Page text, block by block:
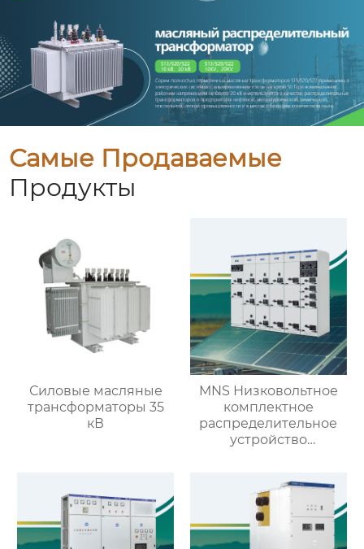
Самые Продаваемые
Продукты
Силовые масляные
трансформаторы 35
кВ
MNS Низковольтное
комплектное
распределительное
устройство